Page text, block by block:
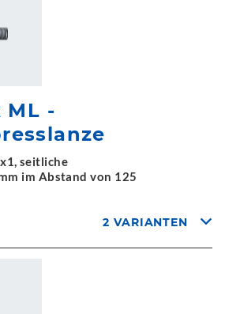
ML -
seitliche
im Abstand von 125
2 VARIANTEN